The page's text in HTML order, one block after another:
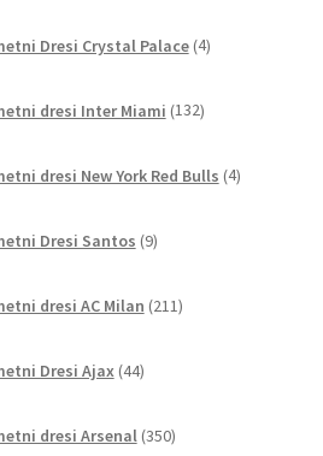
Dresi Crystal Palace 4izdelki
dresi Inter Miami 132izdelkov
dresi New York Red Bulls 4izdelki
Dresi Santos 9izdelkov
dresi AC Milan 211izdelkov
Dresi Ajax 44izdelkov
dresi Arsenal 350izdelkov